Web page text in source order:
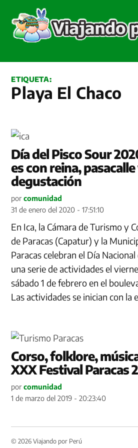
contenido
ETIQUETA:
Playa El Chaco
Día del Pisco Sour
es con reina,
degustación
por comunidad
31 de enero del 2020 - 17:51:10
En Ica, la Cámara de Turismo y
de Paracas (Capatur) y la
Paracas celebran el Día
una serie de actividades el
sábado 1 de febrero en el
Las actividades se inician con la
Corso, folklore,
XXX Festival Paracas
por comunidad
1 de marzo del 2019 - 20:23:40
© 2026 Viajando por Perú